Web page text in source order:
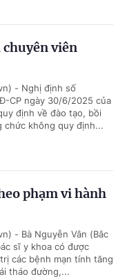
chuyên viên
- Nghị định số
CP ngày 30/6/2025 của
định về đào tạo, bồi
chức không quy định...
phạm vi hành
- Bà Nguyễn Vân (Bắc
sĩ y khoa có được
các bệnh mạn tính tăng
tháo đường,...